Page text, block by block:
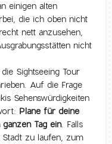
einigen alten
die ich oben nicht
nett anzusehen,
nicht
Sightseeing Tour
Auf die Frage
Sehenswürdigkeiten
Plane für deine
ganzen Tag ein. Falls
zu laufen, zum